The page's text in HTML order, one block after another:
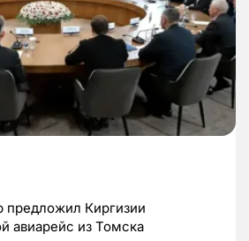
предложил Киргизии
авиарейс из Томска